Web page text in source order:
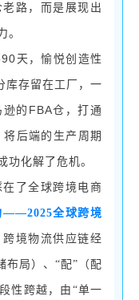
路，而是展现出
。
90天，愉悦创造性
库存留在工厂，一
的FBA仓，打通
后端的生产周期
功化解了危机。
了全球跨境电商
——2025全球跨境
境物流供应链经
布局）、“配”（配
性跨越，由“单一